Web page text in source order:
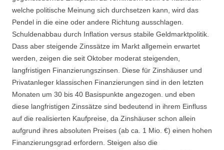
welche politische Meinung sich durchsetzen kann, wird das
Pendel in die eine oder andere Richtung ausschlagen.
Schuldenabbau durch Inflation versus stabile Geldmarktpolitik.
Dass aber steigende Zinssätze im Markt allgemein erwartet
werden, zeigen die seit Oktober moderat steigenden,
langfristigen Finanzierungszinsen. Diese für Zinshäuser und
Privatanleger klassischen Finanzierungen sind in den letzten
Monaten um 30 bis 40 Basispunkte angezogen. und eben
diese langfristigen Zinssätze sind bedeutend in ihrem Einfluss
auf die realisierten Kaufpreise, da Zinshäuser schon allein
aufgrund ihres absoluten Preises (ab ca. 1 Mio. €) einen hohen
Finanzierungsgrad erfordern. Steigen also die